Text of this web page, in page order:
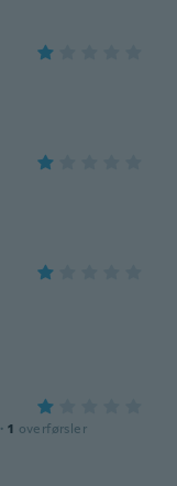
· 1 overførsler